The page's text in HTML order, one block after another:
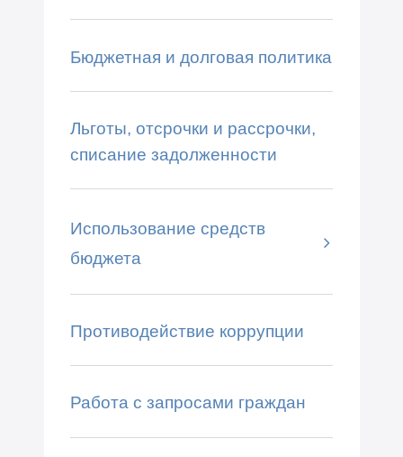
Бюджетная и долговая политика
Льготы, отсрочки и рассрочки,
списание задолженности
Использование средств
бюджета
Противодействие коррупции
Работа с запросами граждан